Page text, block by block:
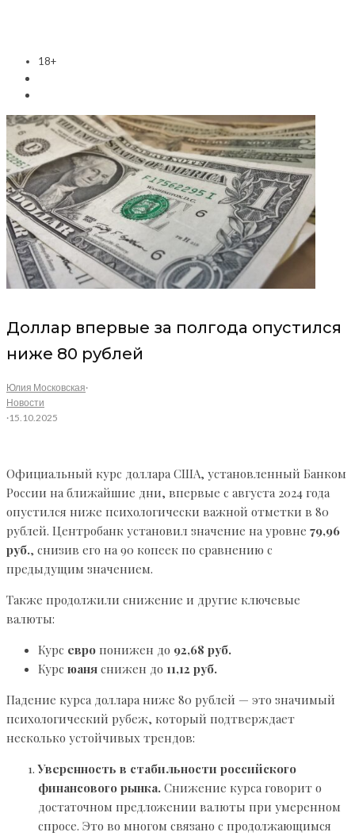
18+
Доллар впервые за полгода опустился
ниже 80 рублей
Юлия Московская·
Новости
·15.10.2025
Официальный курс доллара США, установленный Банком
России на ближайшие дни, впервые с августа 2024 года
опустился ниже психологически важной отметки в 80
рублей. Центробанк установил значение на уровне 79,96
руб., снизив его на 90 копеек по сравнению с
предыдущим значением.
Также продолжили снижение и другие ключевые
валюты:
Курс евро понижен до 92,68 руб.
Курс юаня снижен до 11,12 руб.
Падение курса доллара ниже 80 рублей — это значимый
психологический рубеж, который подтверждает
несколько устойчивых трендов:
Уверенность в стабильности российского
финансового рынка. Снижение курса говорит о
достаточном предложении валюты при умеренном
спросе. Это во многом связано с продолжающимся